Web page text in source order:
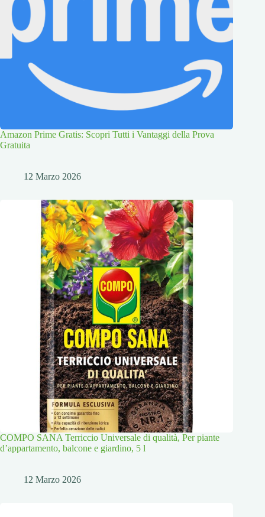
Amazon Prime Gratis: Scopri Tutti i Vantaggi della Prova
Gratuita
12 Marzo 2026
COMPO SANA Terriccio Universale di qualità, Per piante
d’appartamento, balcone e giardino, 5 l
12 Marzo 2026